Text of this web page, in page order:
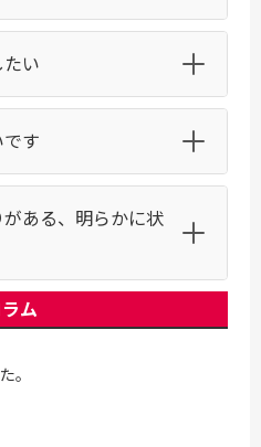
い
す
ある、明らかに状
ム
。